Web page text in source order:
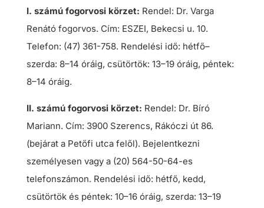
I. számú fogorvosi körzet: Rendel: Dr. Varga
Renátó fogorvos. Cím: ESZEI, Bekecsi u. 10.
Telefon: (47) 361-758. Rendelési idő: hétfő–
szerda: 8–14 óráig, csütörtök: 13–19 óráig, péntek:
8–14 óráig.
II. számú fogorvosi körzet: Rendel: Dr. Bíró
Mariann. Cím: 3900 Szerencs, Rákóczi út 86.
(bejárat a Petőfi utca felől). Bejelentkezni
személyesen vagy a (20) 564-50-64-es
telefonszámon. Rendelési idő: hétfő, kedd,
csütörtök és péntek: 10–16 óráig, szerda: 13–19